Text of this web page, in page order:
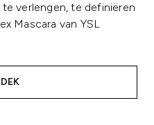
te verlengen, te definiëren
Mascara van YSL